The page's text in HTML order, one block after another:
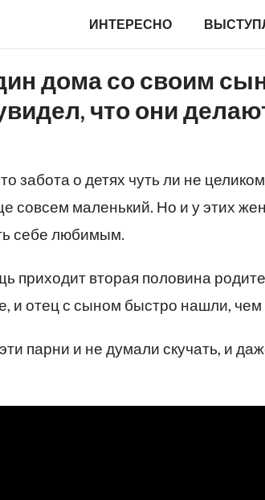
ИНТЕРЕСНО
дома со своим
что они
забота о детях чуть ли не
совсем маленький. Но и у этих
себе любимым.
приходит вторая половина
и отец с сыном быстро нашли, чем
парни и не думали скучать, и